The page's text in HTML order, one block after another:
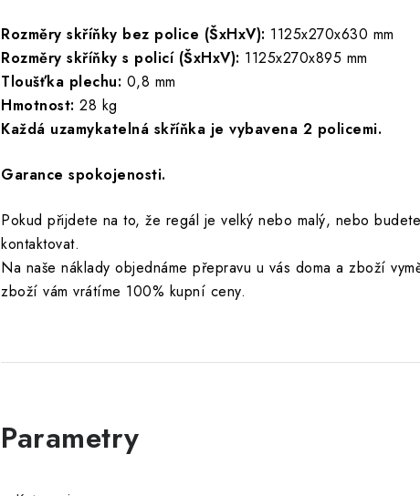
Rozměry skříňky bez police (ŠxHxV): 1125x270x630 mm
Rozměry skříňky s policí (ŠxHxV): 1125x270x895 mm
Tloušťka plechu: 0,8 mm
Hmotnost: 28 kg
Každá uzamykatelná skříňka je vybavena 2 policemi.
Garance spokojenosti.
Pokud přijdete na to, že regál je velký nebo malý, nebo
kontaktovat.
Na naše náklady objednáme přepravu u vás doma a zboží
zboží vám vrátíme 100% kupní ceny.